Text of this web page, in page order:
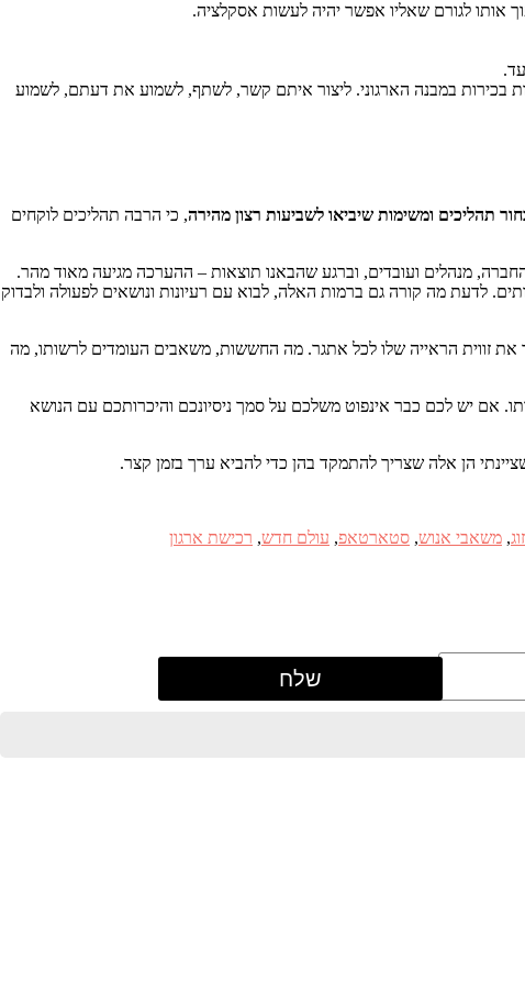
אותו לגורם שאליו אפשר יהיה לעשות אסקלציה.
בכירות במבנה הארגוני. ליצור איתם קשר, לשתף, לשמוע את דעתם, לשמוע
תהליכים ומשימות שיביאו לשביעות רצון מהירה, כי הרבה תהליכים לוקחים
מנהלים ועובדים, וברגע שהבאנו תוצאות – ההערכה מגיעה מאוד מהר.
לדעת מה קורה גם ברמות האלה, לבוא עם רעיונות ונושאים לפעולה ולבדוק
את זווית הראייה שלו לכל אתגר. מה החששות, משאבים העומדים לרשותו, מה
אם יש לכם כבר אינפוט משלכם על סמך ניסיונכם והיכרותכם עם הנושא
, משאבי אנוש, סטארטאפ, עולם חדש, רכישת ארגון